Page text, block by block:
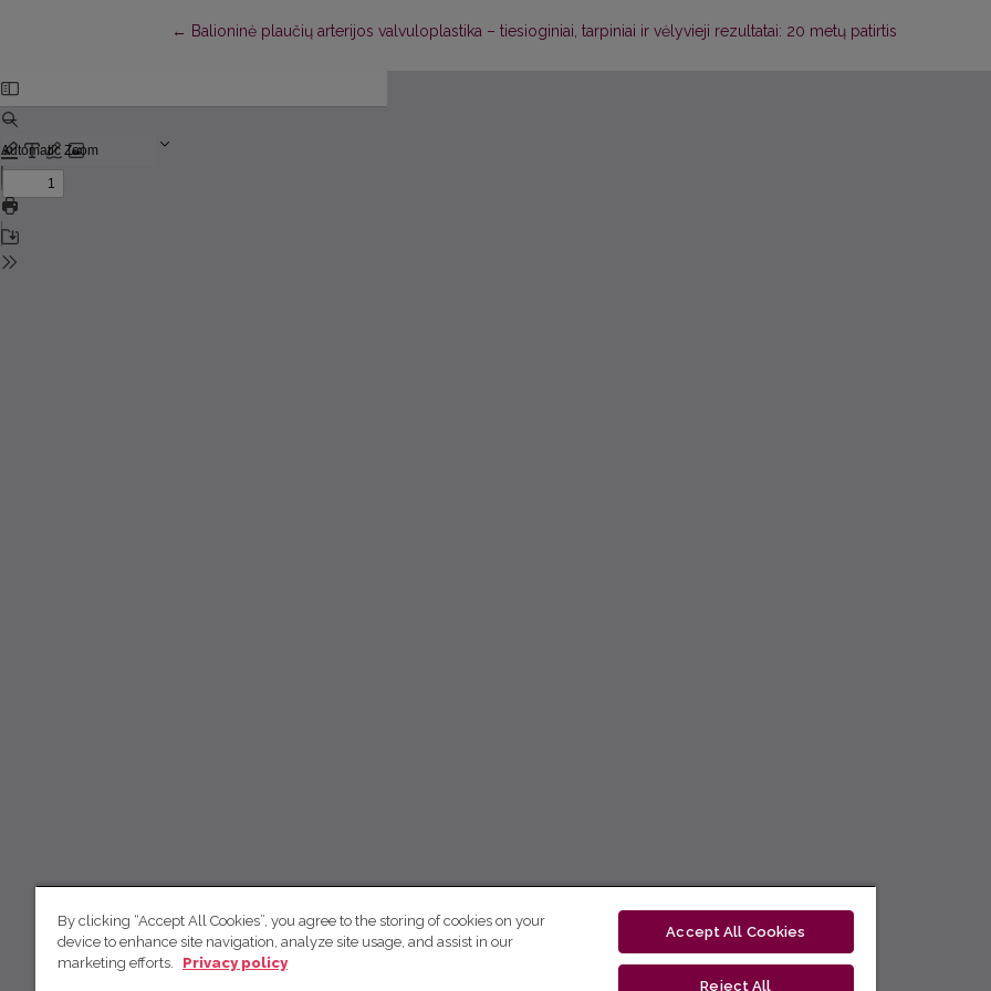
← Return to Article Details
Balioninė plaučių arterijos valvuloplastika – tiesioginiai, tarpiniai ir vėlyvieji rezultatai: 20 metų patirtis
By clicking “Accept All Cookies”, you agree to the storing of cookies on your
device to enhance site navigation, analyze site usage, and assist in our
marketing efforts.
Privacy policy
Accept All Cookies
Reject All